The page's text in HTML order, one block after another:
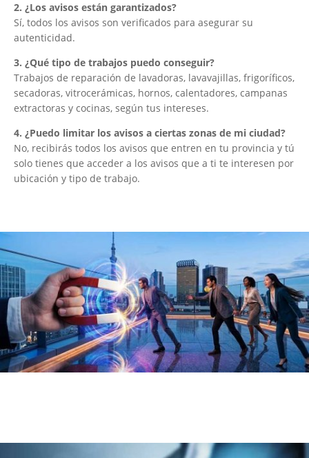
2. ¿Los avisos están garantizados?
Sí, todos los avisos son verificados para asegurar su
autenticidad.
3. ¿Qué tipo de trabajos puedo conseguir?
Trabajos de reparación de lavadoras, lavavajillas, frigoríficos,
secadoras, vitrocerámicas, hornos, calentadores, campanas
extractoras y cocinas, según tus intereses.
4. ¿Puedo limitar los avisos a ciertas zonas de mi ciudad?
No, recibirás todos los avisos que entren en tu provincia y tú
solo tienes que acceder a los avisos que a ti te interesen por
ubicación y tipo de trabajo.